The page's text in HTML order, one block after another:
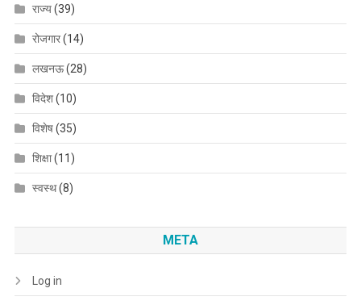
राज्य(39)
रोजगार(14)
लखनऊ(28)
विदेश(10)
विशेष(35)
शिक्षा(11)
स्वस्थ(8)
META
Log in